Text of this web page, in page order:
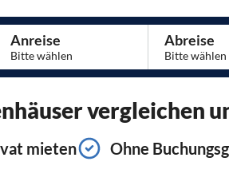
Anreise Abreise
vergleichen
mieten Ohne